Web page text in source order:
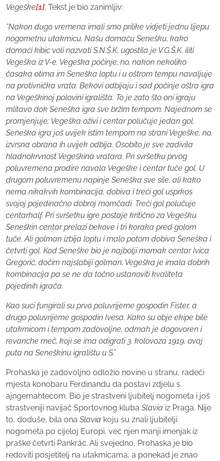
Vegeške[1]. Tekst je bio zanimljiv:
”Nakon dugo vremena imali smo prilike vidjeti jednu lijepu
nogometnu utakmicu. Našu domaću Senešku, kako
domaći kibic voli nazvati S.N.Š.K, ugostila je V.G.Š.K. iliti
Vegeška iz V-e. Vegeška počinje, no, nakon nekoliko
časaka otima im Seneška loptu i u oštrom tempu navaljuje
na protivnička vrata. Bekovi odbijaju i sad počinje oštra igra
na Vegeškinoj polovini igrališta. To je zato što oni igraju
mlitavo dok Seneška igra sve bržim tempom. Najednom se
promjenjuje; Vegeška oživi i centar polučuje jedan gol.
Seneška igra još uvijek istim tempom na straniVegeške, no,
izvrsna obrana ih uvijek odbija. Osobito je sve zadivila
hladnokrvnost Vegeškina vratara. Pri svršetku prvog
poluvremena prodire navala Vegeške i centar tuče gol. U
drugom poluvremenu napinje Seneška sve sile, ali kako
nema nikakvih kombinacija, dobiva i treći gol usprkos
svojoj pojedinačno dobroj momčadi. Treći gol polučuje
centarhalf. Pri svršetku igre postaje kritično za Vegešku.
Seneškin centar prelazi bekove i tri koraka pred golom
tuče. Ali golman izbija loptu i malo potom dobiva Seneška i
četvrti gol. Kod Seneške bio je najbolji momak centar Ivica
Gregorić, dočim najslabiji golman, Vegeška je imala dobrih
kombinacija pa se ne da točno ustanoviti kvaliteta
pojedinih igrača.
Kao suci fungirali su prvo poluvrijeme gospodin Fister, a
drugo poluvrijeme gospodin Ivesa. Kako su obje ekipe bile
utakmicom i tempom zadovoljne, odmah je dogovoren i
revanche meč, koji se ima odigrati 3. kolovoza 1919, ovaj
puta na Seneškinu igralištu u S.”
Prohaska je zadovoljno odložio novine u stranu, radeći
mjesta konobaru Ferdinandu da postavi zdjelu s
ajngemahtecom. Bio je strastveni ljubitelj nogometa i još
strastveniji navijač Sportovnog kluba Slavia iz Praga. Nije
to, doduše, bila ona Slavia koju su znali ljubitelji
nogometa po cijeloj Europi, već njen manji imenjak iz
praške četvrti Pankrác. Ali svejedno, Prohaska je bio
redoviti posjetitelj na utakmicama, a ponekad je znao